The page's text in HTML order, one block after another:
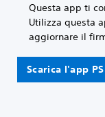
Questa app ti
Utilizza questa
aggiornare il
Scarica l'app